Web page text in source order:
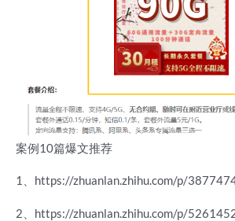
案例10篇爆文推荐
1、https://zhuanlan.zhihu.com/p/
2、https://zhuanlan.zhihu.com/p/